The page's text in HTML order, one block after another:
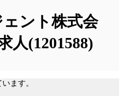
ント株式会
人(1201588)
ます。